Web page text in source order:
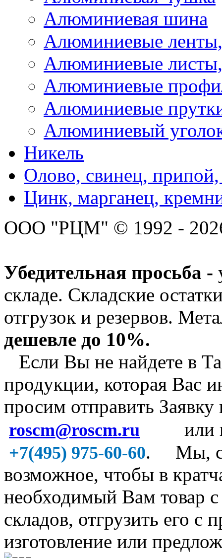
Алюминиевая шина
Алюминиевые
Алюминиевые
Алюминиевые
Алюминиевые
Алюминиевый
Никель
Олово, свинец,
Цинк, марганец,
ООО "РЦМ" © 1992 -
Убедительная просьба -
складе. Складские
отгрузок и резервов.
дешевле до 10%.
Если Вы не найдете в
продукции, которая Вас
просим отправить
roscm@roscm.ru или
+7(495) 975-60-60. Мы, со
возможное, чтобы в
необходимый Вам товар
складов, отгрузить его с
изготовление или